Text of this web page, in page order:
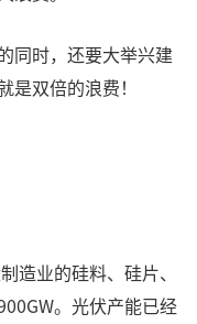
同时，还要大举兴建
双倍的浪费！
造业的硅料、硅片、
。光伏产能已经